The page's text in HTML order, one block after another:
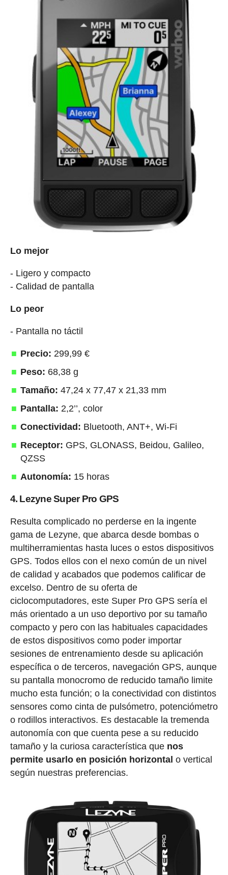
Lo mejor
- Ligero y compacto
- Calidad de pantalla
Lo peor
- Pantalla no táctil
Precio: 299,99 €
Peso: 68,38 g
Tamaño: 47,24 x 77,47 x 21,33 mm
Pantalla: 2,2’’, color
Conectividad: Bluetooth, ANT+, Wi-Fi
Receptor: GPS, GLONASS, Beidou, Galileo,
QZSS
Autonomía: 15 horas
4. Lezyne Super Pro GPS
Resulta complicado no perderse en la ingente
gama de Lezyne, que abarca desde bombas o
multiherramientas hasta luces o estos dispositivos
GPS. Todos ellos con el nexo común de un nivel
de calidad y acabados que podemos calificar de
excelso. Dentro de su oferta de
ciclocomputadores, este Super Pro GPS sería el
más orientado a un uso deportivo por su tamaño
compacto y pero con las habituales capacidades
de estos dispositivos como poder importar
sesiones de entrenamiento desde su aplicación
específica o de terceros, navegación GPS, aunque
su pantalla monocromo de reducido tamaño limite
mucho esta función; o la conectividad con distintos
sensores como cinta de pulsómetro, potenciómetro
o rodillos interactivos. Es destacable la tremenda
autonomía con que cuenta pese a su reducido
tamaño y la curiosa característica que nos
permite usarlo en posición horizontal o vertical
según nuestras preferencias.